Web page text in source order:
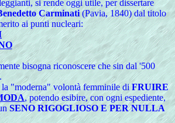
si rende oggi utile, per dissertare
Carminati(Pavia, 1840) dal titolo
ai punti nucleari:
bisogna riconoscere che sin dal '500
la "moderna" volontà femminile diFRUIRE
, potendo esibire, con ogni espediente,
SENO RIGOGLIOSO E PER NULLA